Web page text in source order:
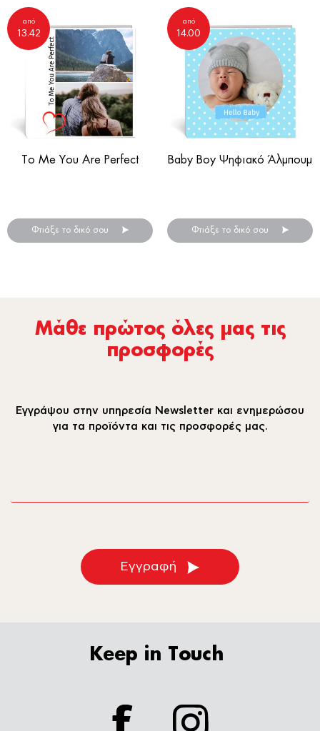
To Me You Are Perfect
από
13.42
Φτιάξε το δικό σου
Baby Boy Ψηφιακό Άλμπουμ
από
14.00
Φτιάξε το δικό σου
Μάθε πρώτος όλες µας τις
προσφορές
Εγγράψου στην υπηρεσία Newsletter και ενημερώσου
για τα προϊόντα και τις προσφορές μας.
Εγγραφή
Keep in Touch
facebook